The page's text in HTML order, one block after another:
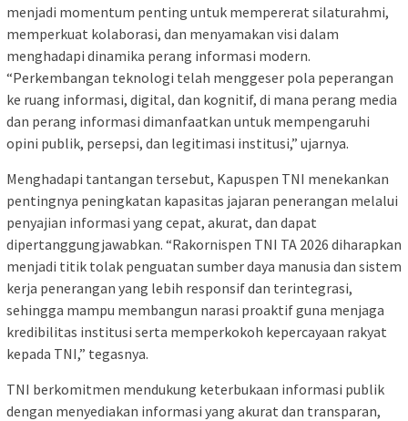
menjadi momentum penting untuk mempererat silaturahmi,
memperkuat kolaborasi, dan menyamakan visi dalam
menghadapi dinamika perang informasi modern.
“Perkembangan teknologi telah menggeser pola peperangan
ke ruang informasi, digital, dan kognitif, di mana perang media
dan perang informasi dimanfaatkan untuk mempengaruhi
opini publik, persepsi, dan legitimasi institusi,” ujarnya.
Menghadapi tantangan tersebut, Kapuspen TNI menekankan
pentingnya peningkatan kapasitas jajaran penerangan melalui
penyajian informasi yang cepat, akurat, dan dapat
dipertanggungjawabkan. “Rakornispen TNI TA 2026 diharapkan
menjadi titik tolak penguatan sumber daya manusia dan sistem
kerja penerangan yang lebih responsif dan terintegrasi,
sehingga mampu membangun narasi proaktif guna menjaga
kredibilitas institusi serta memperkokoh kepercayaan rakyat
kepada TNI,” tegasnya.
TNI berkomitmen mendukung keterbukaan informasi publik
dengan menyediakan informasi yang akurat dan transparan,